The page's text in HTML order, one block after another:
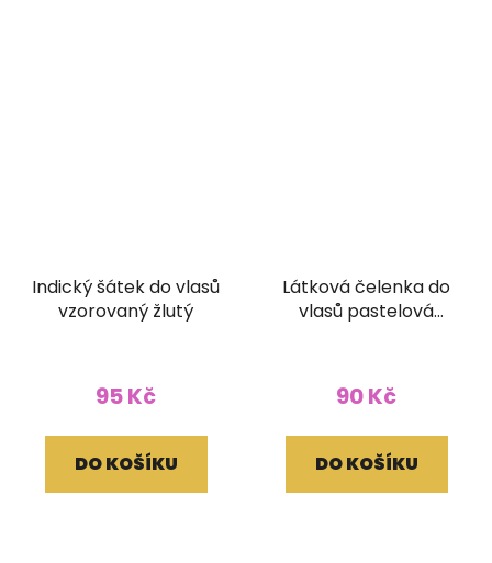
Indický šátek do vlasů
vzorovaný žlutý
95 Kč
DO KOŠÍKU
Látková čelenka do
vlasů pastelová
90 Kč
DO KOŠÍKU